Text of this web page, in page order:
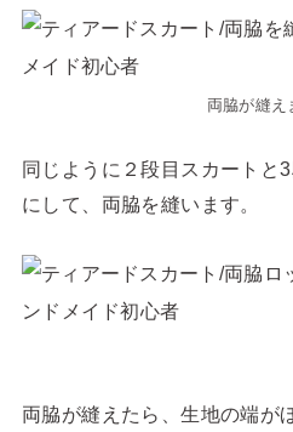
両脇が縫え
同じように２段目スカートと
にして、両脇を縫います。
両脇が縫えたら、生地の端が